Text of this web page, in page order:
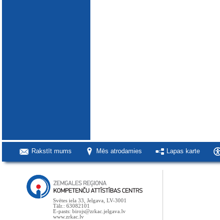
Rakstīt mums Mēs atrodamies Lapas karte
Svētes iela 33, Jelgava, LV-3001
Tālr.: 63082101
E-pasts: birojs@zrkac.jelgava.lv
www.zrkac.lv